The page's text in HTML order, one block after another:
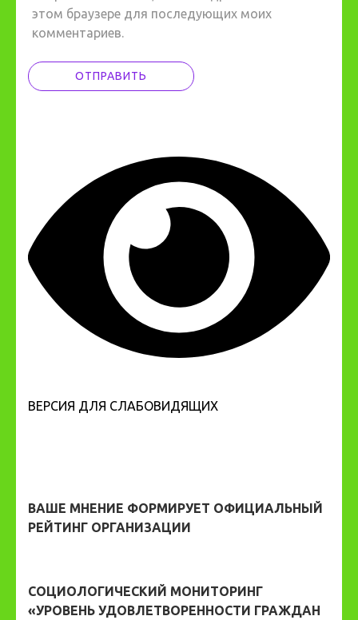
этом браузере для последующих моих
комментариев.
ВЕРСИЯ ДЛЯ СЛАБОВИДЯЩИХ
ВАШЕ МНЕНИЕ ФОРМИРУЕТ ОФИЦИАЛЬНЫЙ
РЕЙТИНГ ОРГАНИЗАЦИИ
СОЦИОЛОГИЧЕСКИЙ МОНИТОРИНГ
«УРОВЕНЬ УДОВЛЕТВОРЕННОСТИ ГРАЖДАН